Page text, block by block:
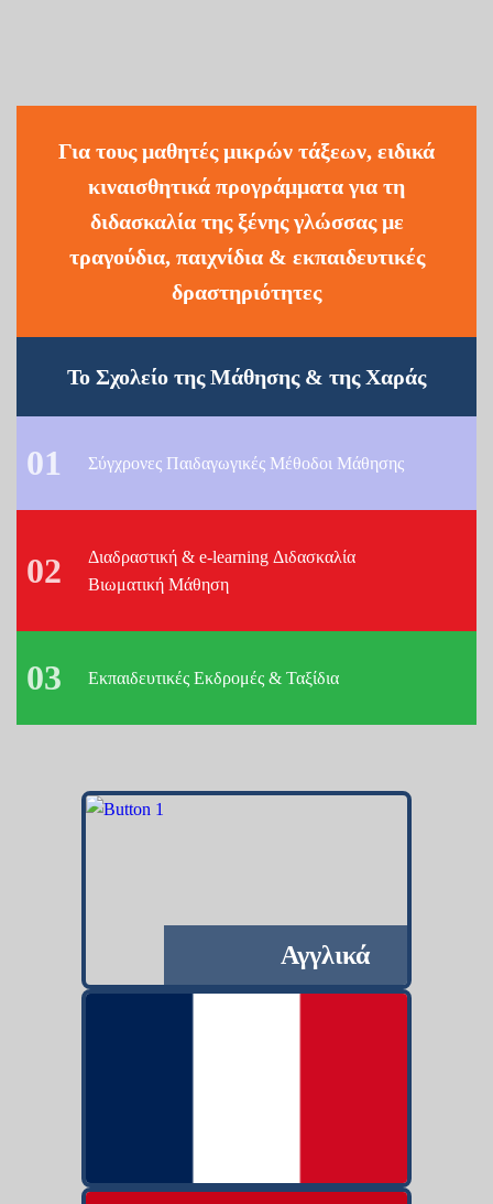
Για τους μαθητές μικρών τάξεων, ειδικά
κιναισθητικά προγράμματα για τη
διδασκαλία της ξένης γλώσσας με
τραγούδια, παιχνίδια & εκπαιδευτικές
δραστηριότητες
Το Σχολείο της Μάθησης & της Χαράς
01 Σύγχρονες Παιδαγωγικές Μέθοδοι Μάθησης
02
Διαδραστική & e-learning Διδασκαλία
Βιωματική Μάθηση
03 Εκπαιδευτικές Εκδρομές & Ταξίδια
Αγγλικά